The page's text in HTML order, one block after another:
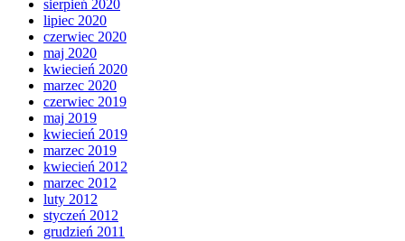
sierpień 2020
lipiec 2020
czerwiec 2020
maj 2020
kwiecień 2020
marzec 2020
czerwiec 2019
maj 2019
kwiecień 2019
marzec 2019
kwiecień 2012
marzec 2012
luty 2012
styczeń 2012
grudzień 2011